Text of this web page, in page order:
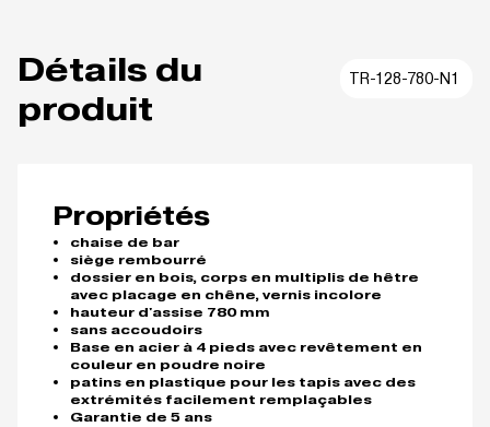
Détails du
produit
TR-128-780-N1
Propriétés
chaise de bar
siège rembourré
dossier en bois, corps en multiplis de hêtre
avec placage en chêne, vernis incolore
hauteur d'assise 780 mm
sans accoudoirs
Base en acier à 4 pieds avec revêtement en
couleur en poudre noire
patins en plastique pour les tapis avec des
extrémités facilement remplaçables
Garantie de 5 ans